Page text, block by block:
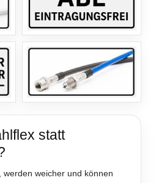
statt
weicher und können